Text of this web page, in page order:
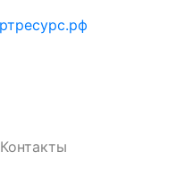
Контакты